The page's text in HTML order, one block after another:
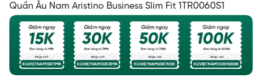
Quần Âu Nam Aristino Business Slim Fit 1TR0060S1